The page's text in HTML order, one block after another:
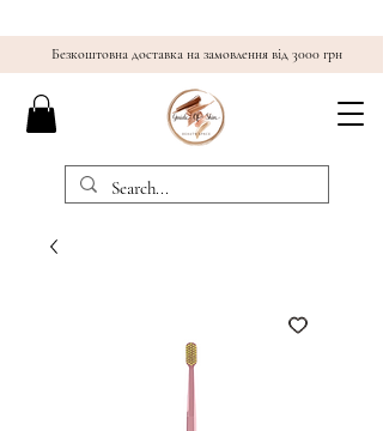
Безкоштовна доставка на замовлення від 3000 грн